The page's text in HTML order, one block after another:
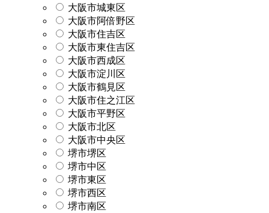
大阪市城東区
大阪市阿倍野区
大阪市住吉区
大阪市東住吉区
大阪市西成区
大阪市淀川区
大阪市鶴見区
大阪市住之江区
大阪市平野区
大阪市北区
大阪市中央区
堺市堺区
堺市中区
堺市東区
堺市西区
堺市南区